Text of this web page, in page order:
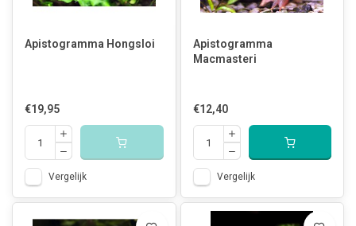
Apistogramma Hongsloi
€19,95
Vergelijk
Apistogramma
Macmasteri
€12,40
Vergelijk